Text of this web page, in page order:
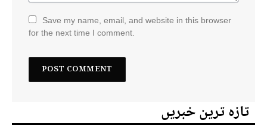
Save my name, email, and website in this browser
for the next time I comment.
تازہ ترین خبریں